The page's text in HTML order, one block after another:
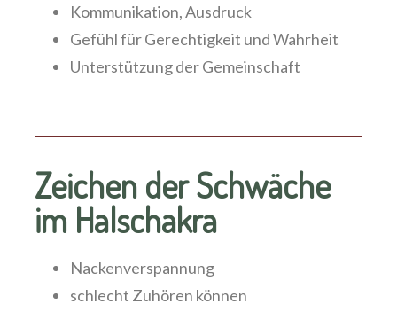
Kommunikation, Ausdruck
Gefühl für Gerechtigkeit und Wahrheit
Unterstützung der Gemeinschaft
Zeichen der Schwäche
im Halschakra
Nackenverspannung
schlecht Zuhören können